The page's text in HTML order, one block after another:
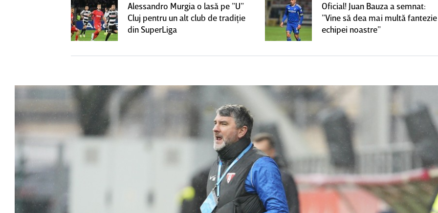
Alessandro Murgia o lasă pe ”U”
Cluj pentru un alt club de tradiţie
din SuperLiga
Oficial! Juan Bauza a semnat:
”Vine să dea mai multă fantezie
echipei noastre”